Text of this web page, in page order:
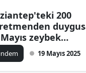
200
zeybek
19 Mayıs 2025